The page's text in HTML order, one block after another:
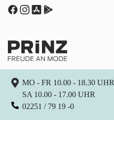
MO - FR 10.00 - 18.30 UHR
SA 10.00 - 17.00 UHR
02251 / 79 19 -0